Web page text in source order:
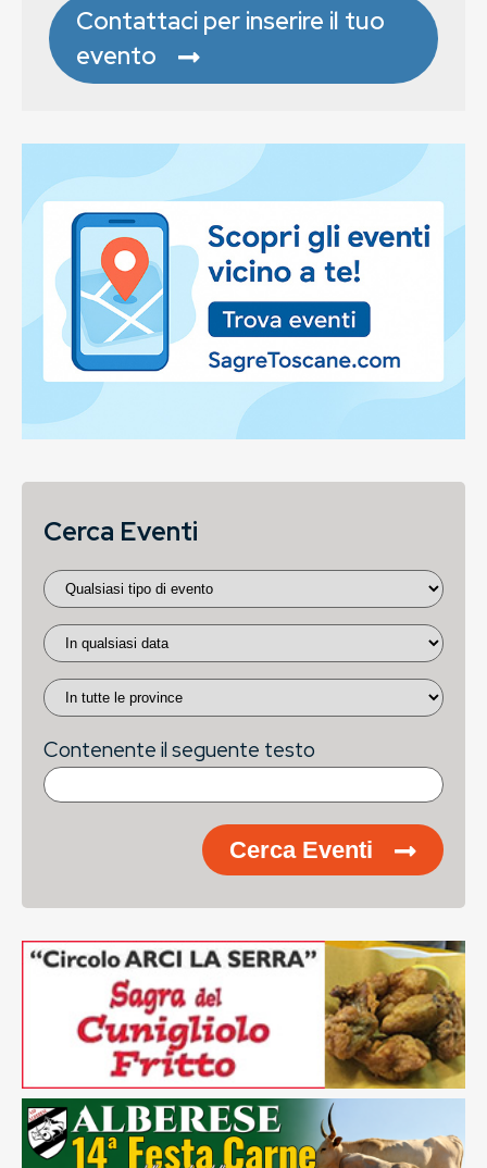
Contattaci per inserire il tuo
evento
Cerca Eventi
Contenente il seguente testo
Cerca Eventi